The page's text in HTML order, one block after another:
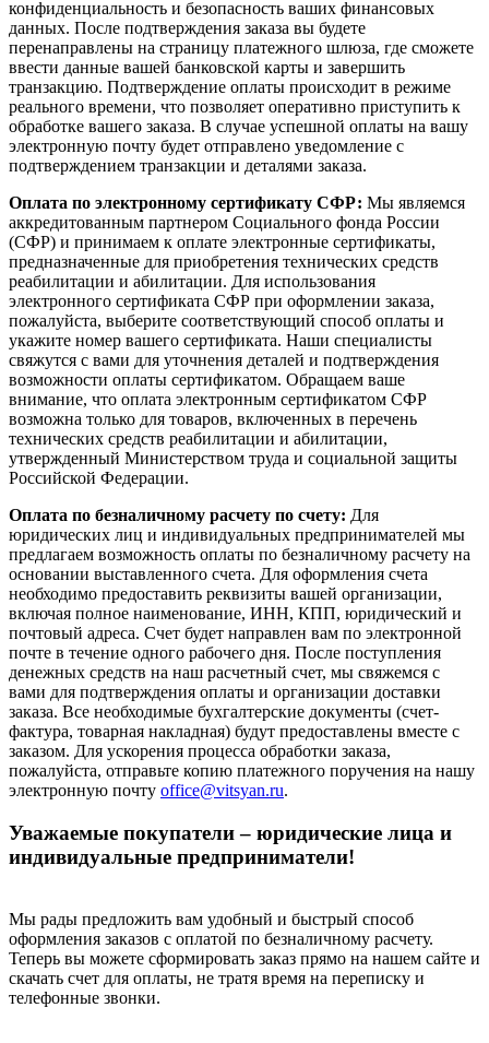
конфиденциальность и безопасность ваших финансовых
данных. После подтверждения заказа вы будете
перенаправлены на страницу платежного шлюза, где сможете
ввести данные вашей банковской карты и завершить
транзакцию. Подтверждение оплаты происходит в режиме
реального времени, что позволяет оперативно приступить к
обработке вашего заказа. В случае успешной оплаты на вашу
электронную почту будет отправлено уведомление с
подтверждением транзакции и деталями заказа.
Оплата по электронному сертификату СФР: Мы являемся
аккредитованным партнером Социального фонда России
(СФР) и принимаем к оплате электронные сертификаты,
предназначенные для приобретения технических средств
реабилитации и абилитации. Для использования
электронного сертификата СФР при оформлении заказа,
пожалуйста, выберите соответствующий способ оплаты и
укажите номер вашего сертификата. Наши специалисты
свяжутся с вами для уточнения деталей и подтверждения
возможности оплаты сертификатом. Обращаем ваше
внимание, что оплата электронным сертификатом СФР
возможна только для товаров, включенных в перечень
технических средств реабилитации и абилитации,
утвержденный Министерством труда и социальной защиты
Российской Федерации.
Оплата по безналичному расчету по счету: Для
юридических лиц и индивидуальных предпринимателей мы
предлагаем возможность оплаты по безналичному расчету на
основании выставленного счета. Для оформления счета
необходимо предоставить реквизиты вашей организации,
включая полное наименование, ИНН, КПП, юридический и
почтовый адреса. Счет будет направлен вам по электронной
почте в течение одного рабочего дня. После поступления
денежных средств на наш расчетный счет, мы свяжемся с
вами для подтверждения оплаты и организации доставки
заказа. Все необходимые бухгалтерские документы (счет-
фактура, товарная накладная) будут предоставлены вместе с
заказом. Для ускорения процесса обработки заказа,
пожалуйста, отправьте копию платежного поручения на нашу
электронную почту office@vitsyan.ru.
Уважаемые покупатели – юридические лица и
индивидуальные предприниматели!
Мы рады предложить вам удобный и быстрый способ
оформления заказов с оплатой по безналичному расчету.
Теперь вы можете сформировать заказ прямо на нашем сайте и
скачать счет для оплаты, не тратя время на переписку и
телефонные звонки.